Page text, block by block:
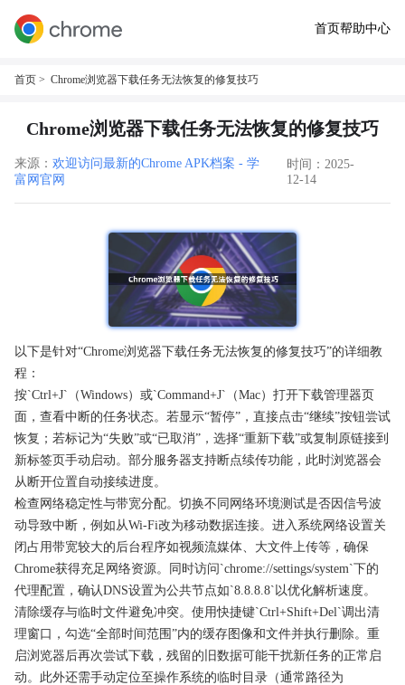
首页帮助中心
首页 > Chrome浏览器下载任务无法恢复的修复技巧
Chrome浏览器下载任务无法恢复的修复技巧
来源： 欢迎访问最新的Chrome APK档案 - 学
富网官网
时间：2025-
12-14
以下是针对“Chrome浏览器下载任务无法恢复的修复技巧”的详细教
程：
按`Ctrl+J`（Windows）或`Command+J`（Mac）打开下载管理器页
面，查看中断的任务状态。若显示“暂停”，直接点击“继续”按钮尝试
恢复；若标记为“失败”或“已取消”，选择“重新下载”或复制原链接到
新标签页手动启动。部分服务器支持断点续传功能，此时浏览器会
从断开位置自动接续进度。
检查网络稳定性与带宽分配。切换不同网络环境测试是否因信号波
动导致中断，例如从Wi-Fi改为移动数据连接。进入系统网络设置关
闭占用带宽较大的后台程序如视频流媒体、大文件上传等，确保
Chrome获得充足网络资源。同时访问`chrome://settings/system`下的
代理配置，确认DNS设置为公共节点如`8.8.8.8`以优化解析速度。
清除缓存与临时文件避免冲突。使用快捷键`Ctrl+Shift+Del`调出清
理窗口，勾选“全部时间范围”内的缓存图像和文件并执行删除。重
启浏览器后再次尝试下载，残留的旧数据可能干扰新任务的正常启
动。此外还需手动定位至操作系统的临时目录（通常路径为